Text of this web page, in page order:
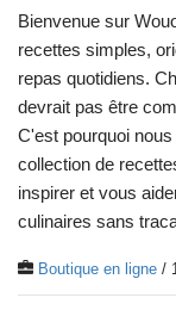
Bienvenue sur
recettes simples,
repas quotidiens.
devrait pas être
C'est pourquoi
collection de
inspirer et vous
culinaires sans
Boutique en ligne /